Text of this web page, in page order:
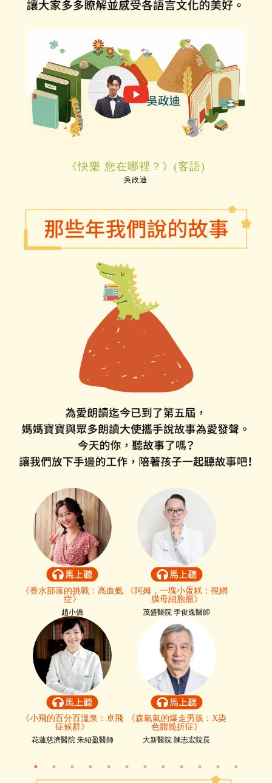
《快樂 您在哪裡？》(客語)
吳政迪
《香水部落的挑戰：高血氨
症》
趙小僑
《阿姆，一塊小蛋糕：視網
膜母細胞瘤》
茂盛醫院 李俊逸醫師
《小飛的百分百溫泉：卓飛
症候群》
花蓮慈濟醫院 朱紹盈醫師
《森氣氣的爆走男孩：X染
色體脆折症》
大新醫院 陳志宏院長